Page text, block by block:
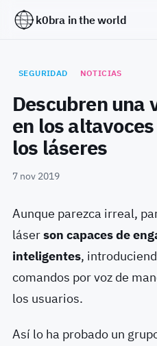
k0bra in the world
SEGURIDAD NOTICIAS
Descubren una
en los
los láseres
7 nov 2019
Aunque parezca irreal,
láserson capaces de
inteligentes,
comandos por voz de
los usuarios.
Así lo ha probado un